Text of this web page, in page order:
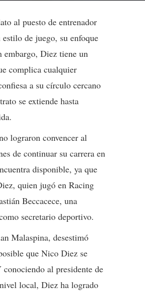
al puesto de entrenador
de juego, su enfoque
Diez tiene un
complica cualquier
a su círculo cercano
se extiende hasta
lograron convencer al
de continuar su carrera en
disponible, ya que
quien jugó en Racing
Beccacece, una
secretario deportivo.
Malaspina, desestimó
que Nico Diez se
al presidente de
local, Diez ha logrado